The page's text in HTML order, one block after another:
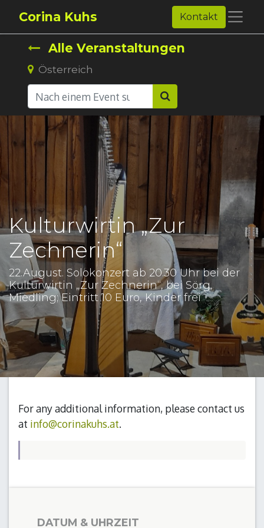
Corina Kuhs Kontakt
Alle Veranstaltungen
Österreich
Kulturwirtin „Zur
Zechnerin“
22.August. Solokonzert ab 20.30 Uhr bei der
Kulturwirtin „Zur Zechnerin“, bei Sörg,
Miedling; Eintritt 10 Euro, Kinder frei
For any additional information, please contact us
at info@corinakuhs.at.
DATUM & UHRZEIT